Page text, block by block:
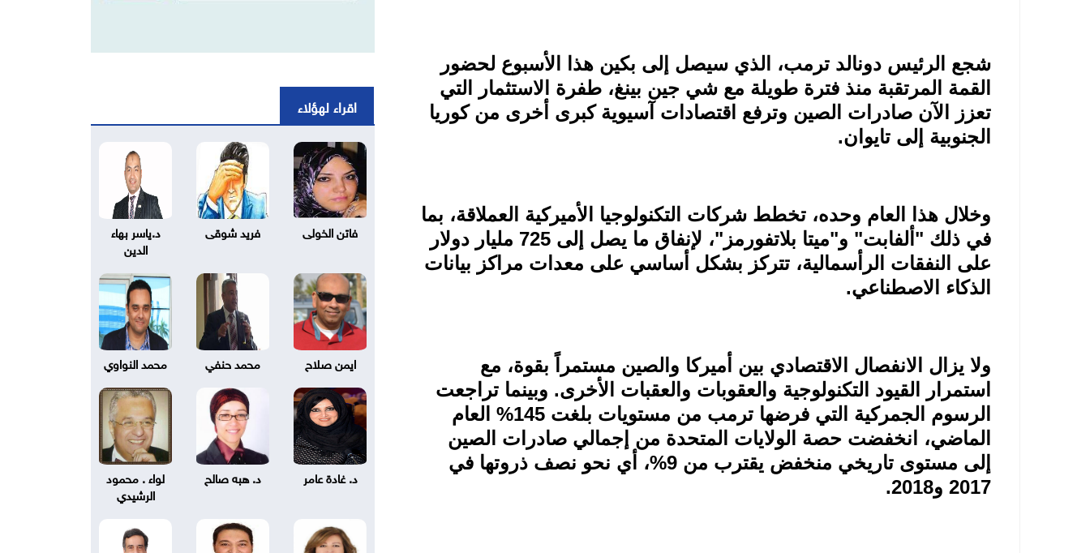
شجع الرئيس دونالد ترمب، الذي سيصل إلى بكين هذا الأسبوع لحضور
القمة المرتقبة منذ فترة طويلة مع شي جين بينغ، طفرة الاستثمار التي
تعزز الآن صادرات الصين وترفع اقتصادات آسيوية كبرى أخرى من كوريا
الجنوبية إلى تايوان.
وخلال هذا العام وحده، تخطط شركات التكنولوجيا الأميركية العملاقة، بما
في ذلك "ألفابت" و"ميتا بلاتفورمز"، لإنفاق ما يصل إلى 725 مليار دولار
على النفقات الرأسمالية، تتركز بشكل أساسي على معدات مراكز بيانات
الذكاء الاصطناعي.
ولا يزال الانفصال الاقتصادي بين أميركا والصين مستمراً بقوة، مع
استمرار القيود التكنولوجية والعقوبات والعقبات الأخرى. وبينما تراجعت
الرسوم الجمركية التي فرضها ترمب من مستويات بلغت 145% العام
الماضي، انخفضت حصة الولايات المتحدة من إجمالي صادرات الصين
إلى مستوى تاريخي منخفض يقترب من 9%، أي نحو نصف ذروتها في
2017 و2018
.
اقراء لهؤلاء
فاتن الخولى فريد شوقى
د.ياسر بهاء
الدين
ايمن صلاح محمد حنفي محمد النواوي
د. غادة عامر د. هبه صالح
لواء . محمود
الرشيدي